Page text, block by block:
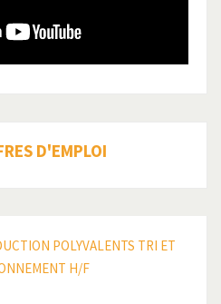
D'EMPLOI